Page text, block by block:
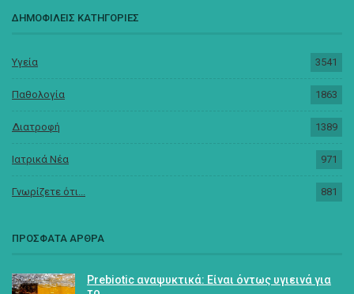
ΔΗΜΟΦΙΛΕΙΣ ΚΑΤΗΓΟΡΙΕΣ
Υγεία 3541
Παθολογία 1863
Διατροφή 1389
Ιατρικά Νέα 971
Γνωρίζετε ότι... 881
ΠΡΟΣΦΑΤΑ ΑΡΘΡΑ
Prebiotic αναψυκτικά: Είναι όντως υγιεινά για